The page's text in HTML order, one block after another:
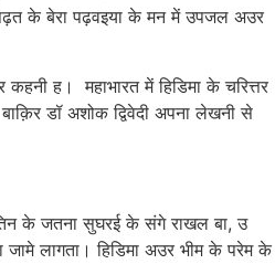
के बेरा पढ़वइया के मन में उपजल अउर
ह। महाभारत में हिडिमा के चरित्तर
डॉ अशोक द्विवेदी अपना लेखनी से
के जतना सुघरई के संगे राखल बा, उ
लागता। हिडिमा अउर भीम के परेम के